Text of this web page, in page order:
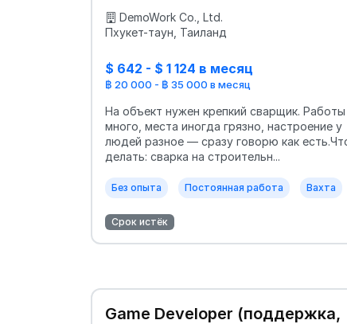
вахтовый график
DemoWork Co., Ltd.
Пхукет-таун, Таиланд
$ 642 - $ 1 124 в месяц
฿ 20 000 - ฿ 35 000 в месяц
На объект нужен крепкий сварщик. Работы
много, места иногда грязно, настроение у
людей разное — сразу говорю как
делать: сварка на строительн...
Без опыта Постоянная работа Вахта
Срок истёк
Game Developer (поддержка,